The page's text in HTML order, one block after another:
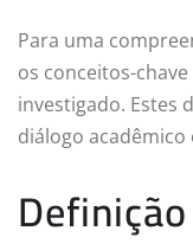
Para uma
os conceitos-
investigado. Estes
diálogo acadêmico